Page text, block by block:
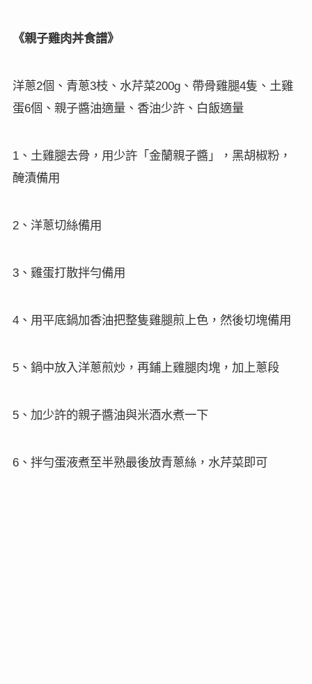
《親子雞肉丼食譜》
洋蔥2個、青蔥3枝、水芹菜200g、帶骨雞腿4隻、土雞
蛋6個、親子醬油適量、香油少許、白飯適量
1、土雞腿去骨，用少許「金蘭親子醬」，黑胡椒粉，
醃漬備用
2、洋蔥切絲備用
3、雞蛋打散拌勻備用
4、用平底鍋加香油把整隻雞腿煎上色，然後切塊備用
5、鍋中放入洋蔥煎炒，再鋪上雞腿肉塊，加上蔥段
5、加少許的親子醬油與米酒水煮一下
6、拌勻蛋液煮至半熟最後放青蔥絲，水芹菜即可